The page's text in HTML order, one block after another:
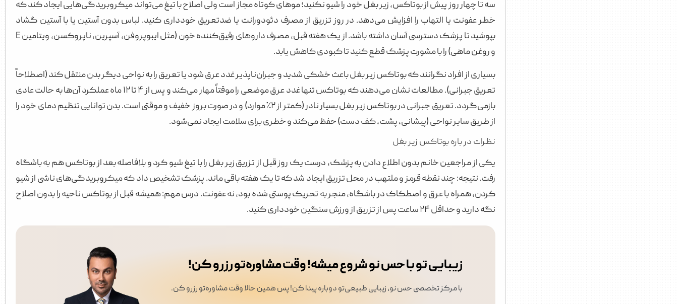
سه تا چهار روز پیش از بوتاکس، زیر بغل خود را شیو نکنید؛ موهای کوتاه مجاز است ولی اصلاح با تیغ می‌تواند میکروبریدگی‌هایی ایجاد کند که
خطر عفونت یا التهاب را افزایش می‌دهد. در روز تزریق از مصرف دئودورانت یا ضدتعریق خودداری کنید. لباس بدون آستین یا با آستین گشاد
بپوشید تا پزشک دسترسی آسان داشته باشد. از یک هفته قبل، مصرف داروهای رقیق‌کننده خون (مثل ایبوپروفن، آسپرین، ناپروکسن، ویتامین E
و روغن ماهی) را با مشورت پزشک قطع کنید تا کبودی کاهش یابد.
بسیاری از افراد نگرانند که بوتاکس زیر بغل باعث خشکی شدید و جبران‌ناپذیر غدد عرق شود یا تعریق را به نواحی دیگر بدن منتقل کند (اصطلاحاً
تعریق جبرانی). مطالعات نشان می‌دهند که بوتاکس تنها غدد عرق موضعی را موقتاً مهار می‌کند و پس از ۴ تا ۱۲ ماه عملکرد آن‌ها به حالت عادی
بازمی‌گردد. تعریق جبرانی در بوتاکس زیر بغل بسیار نادر (کمتر از ۲٪ موارد) و در صورت بروز خفیف و موقتی است. بدن توانایی تنظیم دمای خود را
از طریق سایر نواحی (پیشانی، پشت، کف دست) حفظ می‌کند و خطری برای سلامت ایجاد نمی‌شود.
نظرات در باره بوتاکس زیر بغل
یکی از مراجعین خانم بدون اطلاع دادن به پزشک، درست یک روز قبل از تزریق زیر بغل را با تیغ شیو کرد و بلافاصله بعد از بوتاکس هم به باشگاه
رفت. نتیجه: چند نقطه قرمز و ملتهب در محل تزریق ایجاد شد که تا یک هفته باقی ماند. پزشک تشخیص داد که میکروبریدگی‌های ناشی از شیو
کردن، همراه با عرق و اصطکاک در باشگاه، منجر به تحریک پوستی شده بود، نه عفونت. درس مهم: همیشه قبل از بوتاکس ناحیه را بدون اصلاح
نگه دارید و حداقل ۲۴ ساعت پس از تزریق از ورزش سنگین خودداری کنید.
زیبایی تو با حس نو شروع میشه! وقت مشاوره‌تو رزرو کن!
با مرکز تخصصی حس نو، زیبایی طبیعی‌تو دوباره پیدا کن! پس همین حالا وقت مشاوره‌تو رزرو کن.